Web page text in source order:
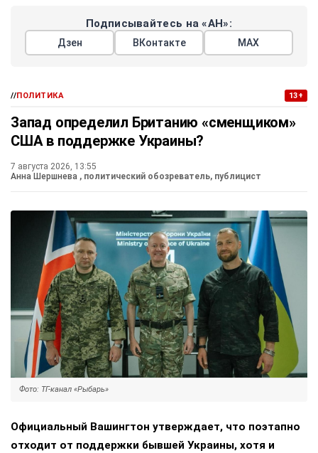
Подписывайтесь на «АН»:
Дзен ВКонтакте МАХ
//ПОЛИТИКА 13+
Запад определил Британию «сменщиком»
США в поддержке Украины?
7 августа 2026, 13:55
Анна Шершнева , политический обозреватель, публицист
Фото: ТГ-канал «Рыбарь»
Официальный Вашингтон утверждает, что поэтапно
отходит от поддержки бывшей Украины, хотя и